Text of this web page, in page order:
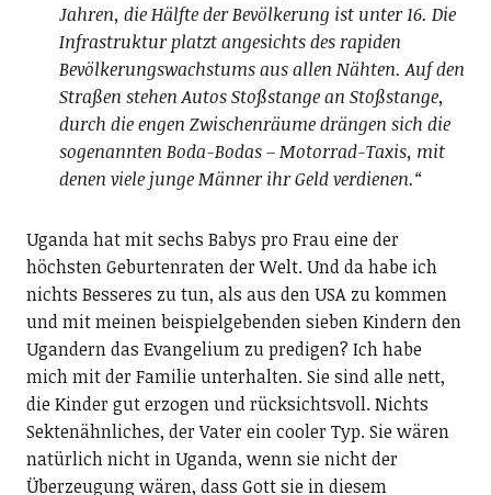
Jahren, die Hälfte der Bevölkerung ist unter 16. Die
Infrastruktur platzt angesichts des rapiden
Bevölkerungswachstums aus allen Nähten. Auf den
Straßen stehen Autos Stoßstange an Stoßstange,
durch die engen Zwischenräume drängen sich die
sogenannten Boda-Bodas – Motorrad-Taxis, mit
denen viele junge Männer ihr Geld verdienen.“
Uganda hat mit sechs Babys pro Frau eine der
höchsten Geburtenraten der Welt. Und da habe ich
nichts Besseres zu tun, als aus den USA zu kommen
und mit meinen beispielgebenden sieben Kindern den
Ugandern das Evangelium zu predigen? Ich habe
mich mit der Familie unterhalten. Sie sind alle nett,
die Kinder gut erzogen und rücksichtsvoll. Nichts
Sektenähnliches, der Vater ein cooler Typ. Sie wären
natürlich nicht in Uganda, wenn sie nicht der
Überzeugung wären, dass Gott sie in diesem